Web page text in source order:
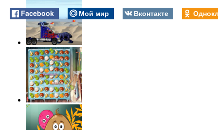
Facebook Мой мир Вконтакте